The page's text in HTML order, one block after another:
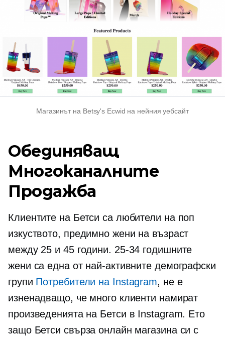
Магазинът на Betsy's Ecwid на нейния уебсайт
Обединяващ
Многоканалните
Продажба
Клиентите на Бетси са любители на поп
изкуството, предимно жени на възраст
между 25 и 45 години. 25-34 годишните
жени са една от най-активните демографски
групи Потребители на Instagram, не е
изненадващо, че много клиенти намират
произведенията на Бетси в Instagram. Ето
защо Бетси свърза онлайн магазина си с